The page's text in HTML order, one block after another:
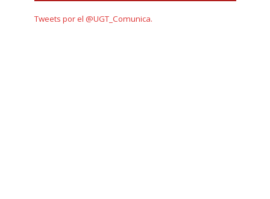
Tweets por el @UGT_Comunica.